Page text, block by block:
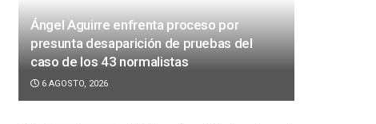
Ángel Aguirre enfrenta proceso por
presunta desaparición de pruebas del
caso de los 43 normalistas
6 AGOSTO, 2026